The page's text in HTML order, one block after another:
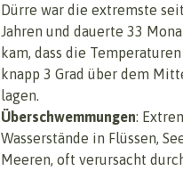
Dürre war die extremste
Jahren und dauerte 33
kam, dass die
knapp 3 Grad über dem
lagen.
Überschwemmungen:
Wasserstände in Flüssen,
Meeren, oft verursacht